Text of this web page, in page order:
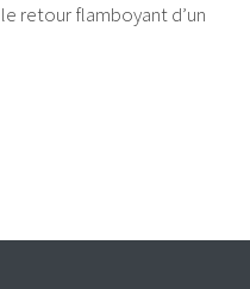
retour flamboyant d’un